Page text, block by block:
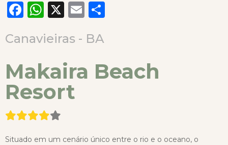
Facebook
WhatsApp
X Email
Canavieiras - BA
Makaira Beach
Resort
Situado em um cenário único entre o rio e o oceano, o